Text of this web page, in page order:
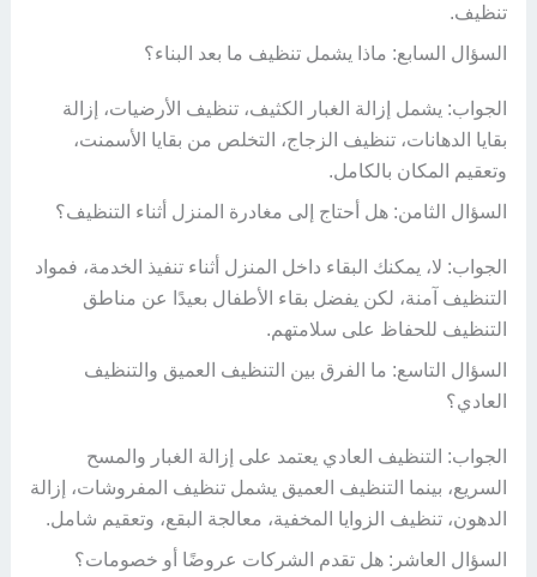
تنظيف.
السؤال السابع: ماذا يشمل تنظيف ما بعد البناء؟
الجواب: يشمل إزالة الغبار الكثيف، تنظيف الأرضيات، إزالة
بقايا الدهانات، تنظيف الزجاج، التخلص من بقايا الأسمنت،
وتعقيم المكان بالكامل.
السؤال الثامن: هل أحتاج إلى مغادرة المنزل أثناء التنظيف؟
الجواب: لا، يمكنك البقاء داخل المنزل أثناء تنفيذ الخدمة، فمواد
التنظيف آمنة، لكن يفضل بقاء الأطفال بعيدًا عن مناطق
التنظيف للحفاظ على سلامتهم.
السؤال التاسع: ما الفرق بين التنظيف العميق والتنظيف
العادي؟
الجواب: التنظيف العادي يعتمد على إزالة الغبار والمسح
السريع، بينما التنظيف العميق يشمل تنظيف المفروشات، إزالة
الدهون، تنظيف الزوايا المخفية، معالجة البقع، وتعقيم شامل.
السؤال العاشر: هل تقدم الشركات عروضًا أو خصومات؟